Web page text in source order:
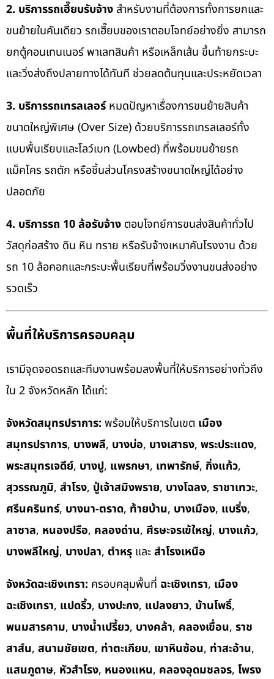
2. บริการรถเฮี๊ยบรับจ้าง สำหรับงานที่ต้องการทั้งการยกและ
ขนย้ายในคันเดียว รถเฮี๊ยบของเราตอบโจทย์อย่างยิ่ง สามารถ
ยกตู้คอนเทนเนอร์ พาเลทสินค้า หรือเหล็กเส้น ขึ้นท้ายกระบะ
และวิ่งส่งถึงปลายทางได้ทันที ช่วยลดต้นทุนและประหยัดเวลา
3. บริการรถเทรลเลอร์หมดปัญหาเรื่องการขนย้ายสินค้า
ขนาดใหญ่พิเศษ (Over Size) ด้วยบริการรถเทรลเลอร์ทั้ง
แบบพื้นเรียบและโลว์เบท (Lowbed) ที่พร้อมขนย้ายรถ
แม็คโคร รถตัก หรือชิ้นส่วนโครงสร้างขนาดใหญ่ได้อย่าง
ปลอดภัย
4. บริการรถ 10 ล้อรับจ้าง ตอบโจทย์การขนส่งสินค้าทั่วไป
วัสดุก่อสร้าง ดิน หิน ทราย หรือรับจ้างเหมาคันโรงงาน ด้วย
รถ 10 ล้อคอกและกระบะพื้นเรียบที่พร้อมวิ่งงานขนส่งอย่าง
รวดเร็ว
พื้นที่ให้บริการครอบคลุม
เรามีจุดจอดรถและทีมงานพร้อมลงพื้นที่ให้บริการอย่างทั่วถึง
ใน 2 จังหวัดหลัก ได้แก่:
จังหวัดสมุทรปราการ: พร้อมให้บริการในเขต เมือง
สมุทรปราการ, บางพลี, บางบ่อ, บางเสาธง, พระประแดง,
พระสมุทรเจดีย์, บางปู, แพรกษา, เทพารักษ์, กิ่งแก้ว,
สุวรรณภูมิ, สำโรง, ปู่เจ้าสมิงพราย, บางโฉลง, ราชาเทวะ,
ศรีนครินทร์, บางนา-ตราด, ท้ายบ้าน, บางเมือง, แบริ่ง,
ลาซาล, หนองปรือ, คลองด่าน, ศีรษะจรเข้ใหญ่, บางแก้ว,
บางพลีใหญ่, บางปลา, ตำหรุ และสำโรงเหนือ
จังหวัดฉะเชิงเทรา: ครอบคลุมพื้นที่ ฉะเชิงเทรา, เมือง
ฉะเชิงเทรา, แปดริ้ว, บางปะกง, แปลงยาว, บ้านโพธิ์,
พนมสารคาม, บางน้ำเปรี้ยว, บางคล้า, คลองเขื่อน, ราช
สาส์น, สนามชัยเขต, ท่าตะเกียบ, เขาหินซ้อน, ท่าสะอ้าน,
แสนภูดาษ, หัวสำโรง, หนองแหน, คลองอุดมชลจร, โพรง